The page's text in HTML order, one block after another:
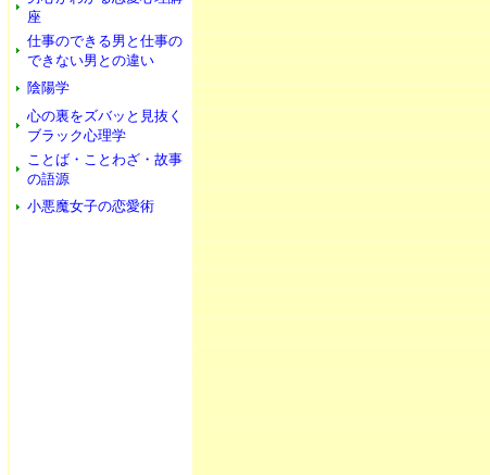
座
仕事のできる男と仕事の
できない男との違い
陰陽学
心の裏をズバッと見抜く
ブラック心理学
ことば・ことわざ・故事
の語源
小悪魔女子の恋愛術